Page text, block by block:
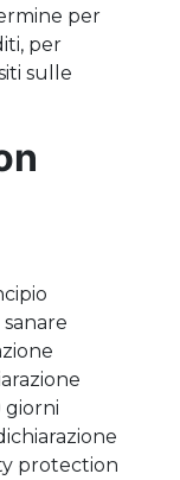
per
per
sulle
giorni
protection